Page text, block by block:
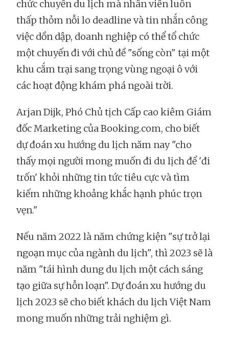
chức chuyến du lịch mà nhân viên luôn
thấp thỏm nỗi lo deadline và tin nhắn công
việc dồn dập, doanh nghiệp có thể tổ chức
một chuyến đi với chủ đề "sống còn" tại một
khu cắm trại sang trọng vùng ngoại ô với
các hoạt động khám phá ngoài trời.
Arjan Dijk, Phó Chủ tịch Cấp cao kiêm Giám
đốc Marketing của Booking.com, cho biết
dự đoán xu hướng du lịch năm nay "cho
thấy mọi người mong muốn đi du lịch để 'đi
trốn' khỏi những tin tức tiêu cực và tìm
kiếm những khoảng khắc hạnh phúc trọn
vẹn."
Nếu năm 2022 là năm chứng kiện "sự trở lại
ngoạn mục của ngành du lịch", thì 2023 sẽ là
năm "tái hình dung du lịch một cách sáng
tạo giữa sự hỗn loạn". Dự đoán xu hướng du
lịch 2023 sẽ cho biết khách du lịch Việt Nam
mong muốn những trải nghiệm gì.